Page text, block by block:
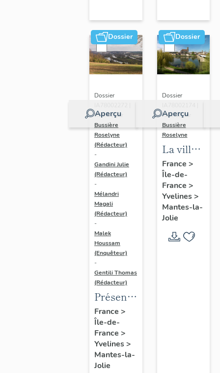
Dossier
Aperçu
Dossier
Réalisé par
Bussière
Roselyne
(Rédacteur)
-
Gandini Julie
(Rédacteur)
-
Mélandri
Magali
(Rédacteur)
-
Malek
Houssam
(Enquêteur)
-
Gentili Thomas
(Rédacteur)
Présentation
de
l'étude
France >
Île-de-
France >
Yvelines>
Mantes-la-
Jolie
Dossier
Aperçu
Dossier
Réalisé par
Bussière
Roselyne
La ville
de
Mantes-
la-Jolie
France >
Île-de-
France >
Yvelines>
Mantes-la-
Jolie